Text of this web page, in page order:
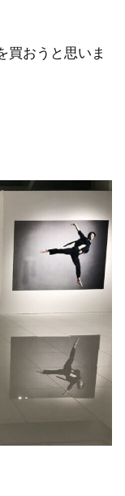
買おうと思いま